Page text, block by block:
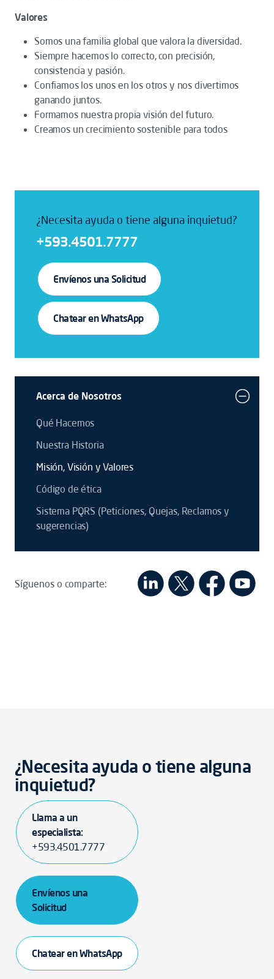
Valores
Somos una familia global que valora la diversidad.
Siempre hacemos lo correcto, con precisión,
consistencia y pasión.
Confiamos los unos en los otros y nos divertimos
ganando juntos.
Formamos nuestra propia visión del futuro.
Creamos un crecimiento sostenible para todos
¿Necesita ayuda o tiene alguna inquietud?
+593.4501.7777
Envíenos una Solicitud
Chatear en WhatsApp
Acerca de Nosotros
Qué Hacemos
Nuestra Historia
Misión, Visión y Valores
Código de ética
Sistema PQRS (Peticiones, Quejas, Reclamos y
sugerencias)
Síguenos o comparte:
¿Necesita ayuda o tiene alguna
inquietud?
Llama a un
especialista:
+593.4501.7777
Envíenos una
Solicitud
Chatear en WhatsApp